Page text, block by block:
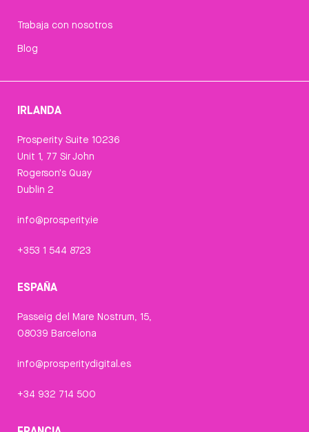
Trabaja con nosotros
Blog
IRLANDA
Prosperity Suite 10236
Unit 1, 77 Sir John
Rogerson's Quay
Dublin 2
info@prosperity.ie
+353 1 544 8723
ESPAÑA
Passeig del Mare Nostrum, 15,
08039 Barcelona
info@prosperitydigital.es
+34 932 714 500